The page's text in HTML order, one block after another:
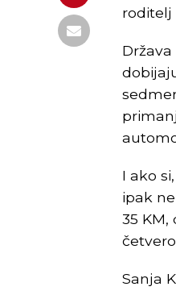
roditelj
I ako
ipak
35
Sanja